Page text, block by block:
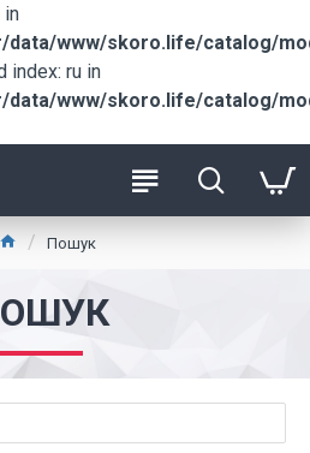
in
www/skoro.life/catalog/
index: ru in
www/skoro.life/catalog/
Пошук